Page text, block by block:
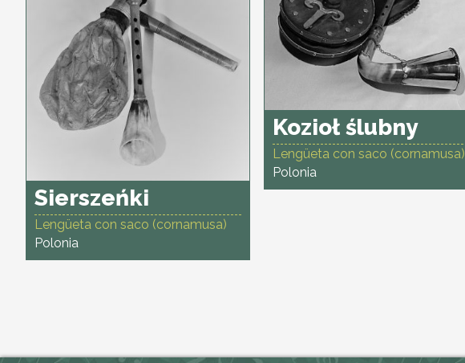
Kozioł ślubny
Lengüeta con saco (cornamusa)
Polonia
Sierszeńki
Lengüeta con saco (cornamusa)
Polonia